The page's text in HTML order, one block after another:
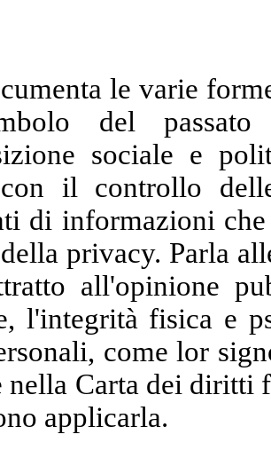
le varie
del
sociale e
il controllo
di informazioni
privacy. Parla
all'opinione
l'integrità fisica e
come lor
nella Carta dei
applicarla.